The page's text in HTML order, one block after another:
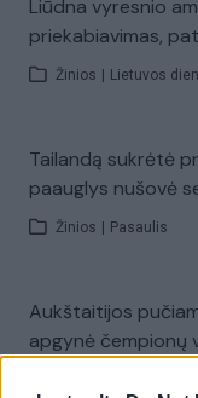
Liūdna vyresnio
priekabiavimas,
Žinios Lietuvos
Tailandą sukrėtė
paauglys nušovė
Žinios Pasaulis
Aukštaitijos
apgynė čempionų